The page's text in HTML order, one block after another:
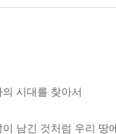
줄글로써 작품의 곡
시대를 찾아서
남긴 것처럼 우리 땅